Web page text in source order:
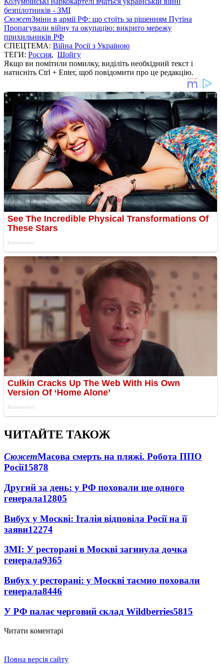
безпілотників - ЗМІ
СюжетЗміни в армії РФ: що стоїть за рішенням Путіна
Пропагували війну та окупацію: викрито мережу
прихильників РФ
СПЕЦТЕМА: Війна Росії з Україною
ТЕГИ: Россия, Шойгу
Якщо ви помітили помилку, виділіть необхідний текст і
натисніть Ctrl + Enter, щоб повідомити про це редакцію.
ЧИТАЙТЕ ТАКОЖ
СюжетМасова смерть на пляжі. Робота ППО
Росії15878
Другий за день: у РФ поховали ще одного
генерала12805
Вибух у Москві: Італія відповіла Росії на її
заяви12274
ЗМІ: У ресторані в Москві загинула дочка
генерала9365
Вибух у ресторані: у Москві таємно поховали
генерала8446
У РФ палає черговий склад Wildberries5815
Читати коментарі
Повна версія сайту